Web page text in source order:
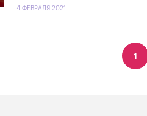
4 ФЕВРАЛЯ 2021
1